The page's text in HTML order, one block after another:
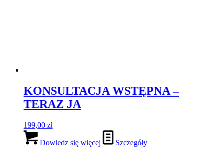
KONSULTACJA WSTĘPNA –
TERAZ JA
199,00 zł
Dowiedz się więcej Szczegóły